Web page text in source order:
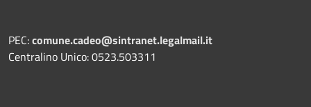
PEC:comune.cadeo@sintranet.legalmail.it
Centralino Unico: 0523.503311